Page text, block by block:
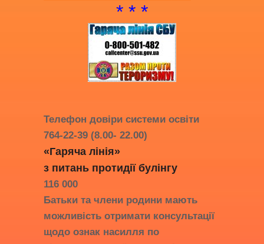
* * *
Телефон довіри системи освіти
764-22-39 (8.00- 22.00)
«Гаряча лінія»
з питань протидії булінгу
116 000
Батьки та члени родини мають
можливість отримати консультації
щодо ознак насилля по